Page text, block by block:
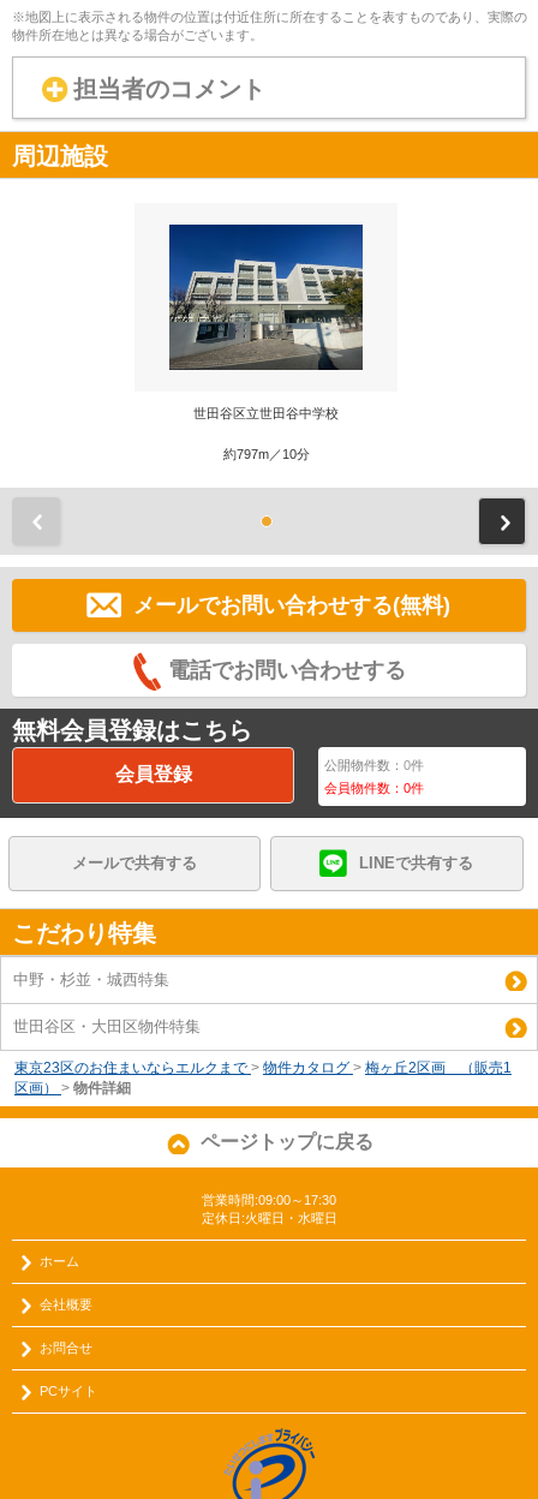
※地図上に表示される物件の位置は付近住所に所在することを表すものであり、実際の
物件所在地とは異なる場合がございます。
担当者のコメント
周辺施設
世田谷区立世田谷中学校
約797m／10分
メールでお問い合わせする(無料)
電話でお問い合わせする
無料会員登録はこちら
会員登録 公開物件数：0件
会員物件数：0件
メールで共有する LINEで共有する
こだわり特集
中野・杉並・城西特集
世田谷区・大田区物件特集
東京23区のお住まいならエルクまで > 物件カタログ > 梅ヶ丘2区画 （販売1
区画）
> 物件詳細
ページトップに戻る
営業時間:09:00～17:30
定休日:火曜日・水曜日
ホーム
会社概要
お問合せ
PCサイト